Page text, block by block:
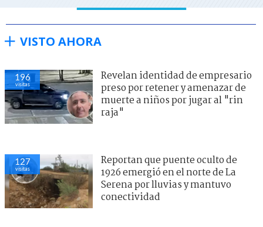
VISTO AHORA
196
visitas
Revelan identidad de empresario
preso por retener y amenazar de
muerte a niños por jugar al "rin
raja"
127
visitas
Reportan que puente oculto de
1926 emergió en el norte de La
Serena por lluvias y mantuvo
conectividad